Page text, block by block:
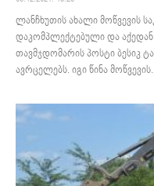
ლანჩხუთის ახალი მოწვევის
დაკომპლექტებული და აქედან
თავმჯდომარის პოსტი ბესიკ
ავრცელებს. იგი წინა